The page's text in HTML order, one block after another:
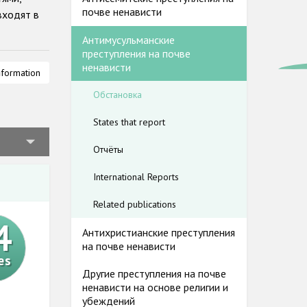
в
почве ненависти
Антимусульманские
преступления на почве
ненависти
Обстановка
States that report
Отчёты
International Reports
Related publications
Антихристианские преступления
на почве ненависти
Другие преступления на почве
ненависти на основе религии и
убеждений